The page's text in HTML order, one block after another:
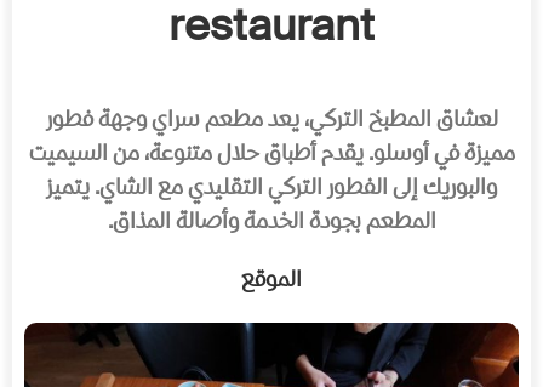
restaurant
لعشاق المطبخ التركي، يعد مطعم سراي وجهة فطور
مميزة في أوسلو. يقدم أطباق حلال متنوعة، من السيميت
والبوريك إلى الفطور التركي التقليدي مع الشاي. يتميز
المطعم بجودة الخدمة وأصالة المذاق.
الموقع